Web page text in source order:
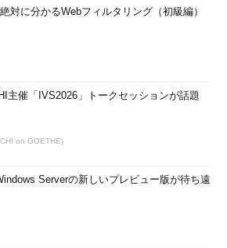
対に分かるWebフィルタリング（初級編）
主催「IVS2026」トークセッションが話題
on GOETHE)
Serverの新しいプレビュー版が待ち遠